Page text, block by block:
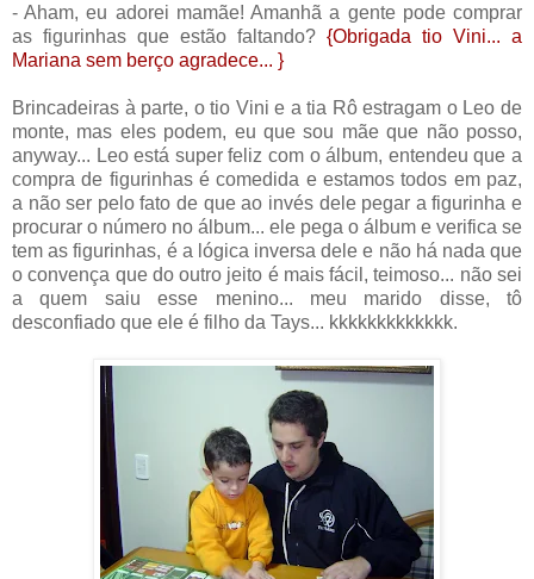
- Aham, eu adorei mamãe! Amanhã a gente pode comprar
as figurinhas que estão faltando? {Obrigada tio Vini... a
Mariana sem berço agradece... }
Brincadeiras à parte, o tio Vini e a tia Rô estragam o Leo de
monte, mas eles podem, eu que sou mãe que não posso,
anyway... Leo está super feliz com o álbum, entendeu que a
compra de figurinhas é comedida e estamos todos em paz,
a não ser pelo fato de que ao invés dele pegar a figurinha e
procurar o número no álbum... ele pega o álbum e verifica se
tem as figurinhas, é a lógica inversa dele e não há nada que
o convença que do outro jeito é mais fácil, teimoso... não sei
a quem saiu esse menino... meu marido disse, tô
desconfiado que ele é filho da Tays... kkkkkkkkkkkkk.